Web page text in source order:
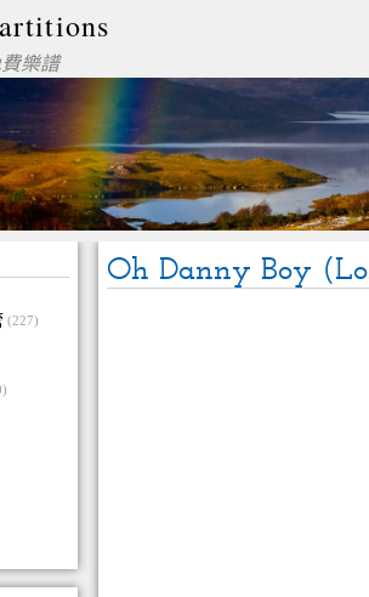
樂譜
(227)
Oh Danny Boy